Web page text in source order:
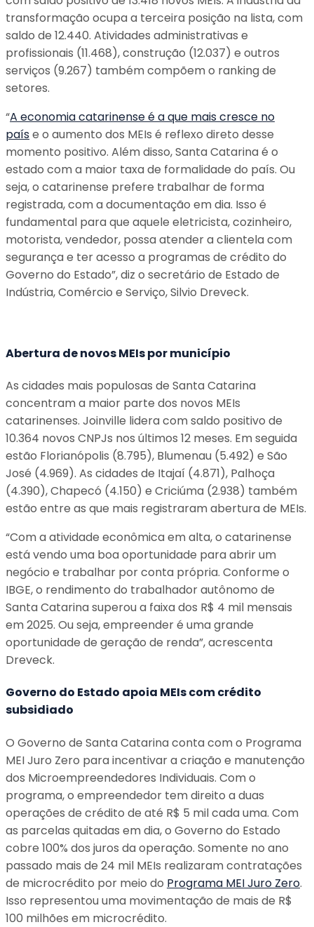
transformação ocupa a terceira posição na lista, com
saldo de 12.440. Atividades administrativas e
profissionais (11.468), construção (12.037) e outros
serviços (9.267) também compõem o ranking de
setores.
“A economia catarinense é a que mais cresce no
paíse o aumento dos MEIs é reflexo direto desse
momento positivo. Além disso, Santa Catarina é o
estado com a maior taxa de formalidade do país. Ou
seja, o catarinense prefere trabalhar de forma
registrada, com a documentação em dia. Isso é
fundamental para que aquele eletricista, cozinheiro,
motorista, vendedor, possa atender a clientela com
segurança e ter acesso a programas de crédito do
Governo do Estado”, diz o secretário de Estado de
Indústria, Comércio e Serviço, Silvio Dreveck.
Abertura de novos MEIs por município
As cidades mais populosas de Santa Catarina
concentram a maior parte dos novos MEIs
catarinenses. Joinville lidera com saldo positivo de
10.364 novos CNPJs nos últimos 12 meses. Em seguida
estão Florianópolis (8.795), Blumenau (5.492) e São
José (4.969). As cidades de Itajaí (4.871), Palhoça
(4.390), Chapecó (4.150) e Criciúma (2.938) também
estão entre as que mais registraram abertura de MEIs.
“Com a atividade econômica em alta, o catarinense
está vendo uma boa oportunidade para abrir um
negócio e trabalhar por conta própria. Conforme o
IBGE, o rendimento do trabalhador autônomo de
Santa Catarina superou a faixa dos R$ 4 mil mensais
em 2025. Ou seja, empreender é uma grande
oportunidade de geração de renda”, acrescenta
Dreveck.
Governo do Estado apoia MEIs com crédito
subsidiado
O Governo de Santa Catarina conta com o Programa
MEI Juro Zero para incentivar a criação e manutenção
dos Microempreendedores Individuais. Com o
programa, o empreendedor tem direito a duas
operações de crédito de até R$ 5 mil cada uma. Com
as parcelas quitadas em dia, o Governo do Estado
cobre 100% dos juros da operação. Somente no ano
passado mais de 24 mil MEIs realizaram contratações
de microcrédito por meio do Programa MEI Juro Zero.
Isso representou uma movimentação de mais de R$
100 milhões em microcrédito.